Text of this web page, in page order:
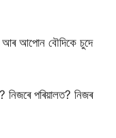
আপোন বৌদিকে চুদে
নিজৰে পৰিয়ালত? নিজৰ